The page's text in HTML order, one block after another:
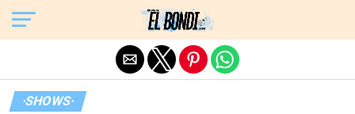
·SHOWS·
Exit mobile version